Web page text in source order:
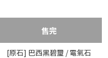
售完
[原石] 巴西黑碧璽 / 電氣石